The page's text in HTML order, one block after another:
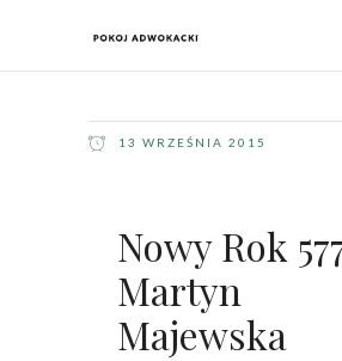
13 WRZEŚNIA 2015
Nowy Rok
Martyn
Majewska